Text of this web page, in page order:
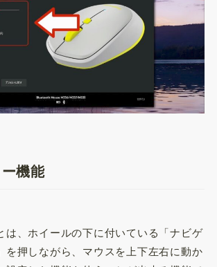
機能
は、ホイールの下に付いている「ナビゲ
を押しながら、マウスを上下左右に動か